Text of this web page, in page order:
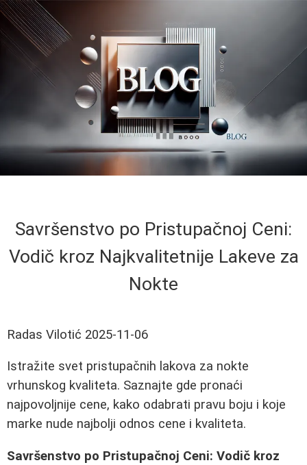
Savršenstvo po Pristupačnoj Ceni:
Vodič kroz Najkvalitetnije Lakeve za
Nokte
Radas Vilotić 2025-11-06
Istražite svet pristupačnih lakova za nokte
vrhunskog kvaliteta. Saznajte gde pronaći
najpovoljnije cene, kako odabrati pravu boju i koje
marke nude najbolji odnos cene i kvaliteta.
Savršenstvo po Pristupačnoj Ceni: Vodič kroz